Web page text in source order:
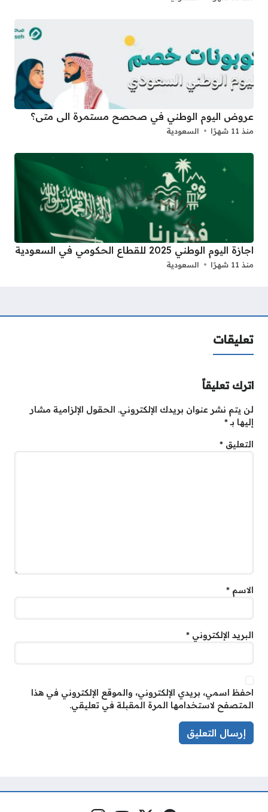
عروض اليوم الوطني في صحصح مستمرة الى متى؟
منذ 11 شهرًا السعودية
اجازة اليوم الوطني 2025 للقطاع الحكومي في السعودية
منذ 11 شهرًا السعودية
تعليقات
اترك تعليقاً
لن يتم نشر عنوان بريدك الإلكتروني. الحقول الإلزامية مشار
إليها بـ*
التعليق *
الاسم *
البريد الإلكتروني *
احفظ اسمي، بريدي الإلكتروني، والموقع الإلكتروني في هذا
المتصفح لاستخدامها المرة المقبلة في تعليقي.